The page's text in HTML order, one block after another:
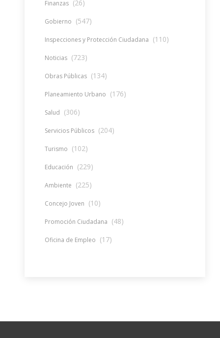
Finanzas (26)
Gobierno (547)
Inspecciones y Protección Ciudadana (110)
Noticias (723)
Obras Públicas (134)
Planeamiento Urbano (176)
Salud (306)
Servicios Públicos (204)
Turismo (102)
Educación (229)
Ambiente (225)
Concejo Joven (10)
Promoción Ciudadana (48)
Oficina de Empleo (17)